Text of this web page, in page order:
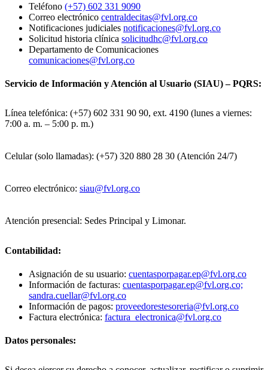
Teléfono (+57) 602 331 9090
Correo electrónico centraldecitas@fvl.org.co
Notificaciones judiciales notificaciones@fvl.org.co
Solicitud historia clínica solicitudhc@fvl.org.co
Departamento de Comunicaciones
comunicaciones@fvl.org.co
Servicio de Información y Atención al Usuario (SIAU) – PQRS:
Línea telefónica: (+57) 602 331 90 90, ext. 4190 (lunes a viernes:
7:00 a. m. – 5:00 p. m.)
Celular (solo llamadas): (+57) 320 880 28 30 (Atención 24/7)
Correo electrónico: siau@fvl.org.co
Atención presencial: Sedes Principal y Limonar.
Contabilidad:
Asignación de su usuario: cuentasporpagar.ep@fvl.org.co
Información de facturas: cuentasporpagar.ep@fvl.org.co;
sandra.cuellar@fvl.org.co
Información de pagos: proveedorestesoreria@fvl.org.co
Factura electrónica: factura_electronica@fvl.org.co
Datos personales: